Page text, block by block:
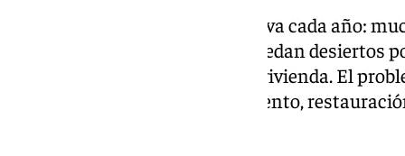
Según CSIF, la situación se agrava cada año:
cubrir contratos temporales quedan desiertos
sin garantías de acceder a una vivienda. El
categorías de limpieza, alojamiento,